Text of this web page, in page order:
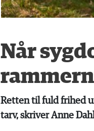
Når
Retten til fuld frihed
tarv, skriver Anne